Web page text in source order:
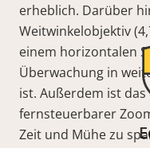
erheblich. Darüber
Weitwinkelobjektiv
einem horizontalen
Überwachung in
ist. Außerdem ist
fernsteuerbarer
Zeit und Mühe zu